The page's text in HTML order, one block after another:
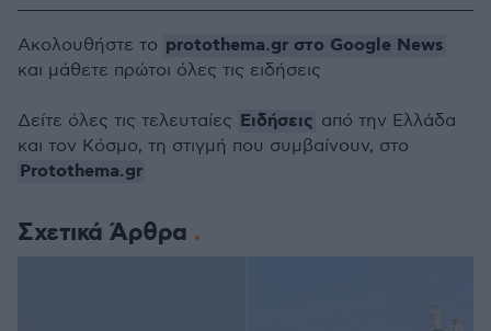
Σχετικά Άρθρα
Ακολουθήστε το protothema.gr στο Google News
και μάθετε πρώτοι όλες τις ειδήσεις
Δείτε όλες τις τελευταίες Ειδήσεις από την Ελλάδα
και τον Κόσμο, τη στιγμή που συμβαίνουν, στο
Protothema.gr